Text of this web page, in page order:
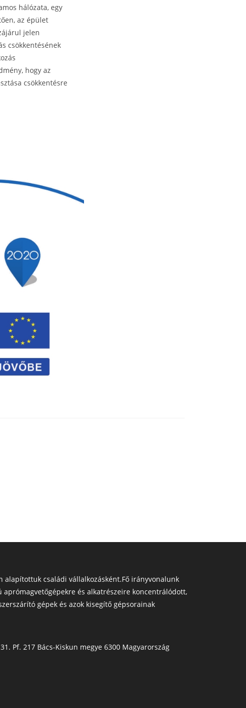
hálózata, egy
az épület
jelen
csökkentésének
hogy az
csökkentésre
alapítottuk családi vállalkozásként.Fő irányvonalunk
és alkatrészeire koncentrálódott,
gépek és azok kisegítő gépsorainak
Pf. 217 Bács-Kiskun megye 6300 Magyarország